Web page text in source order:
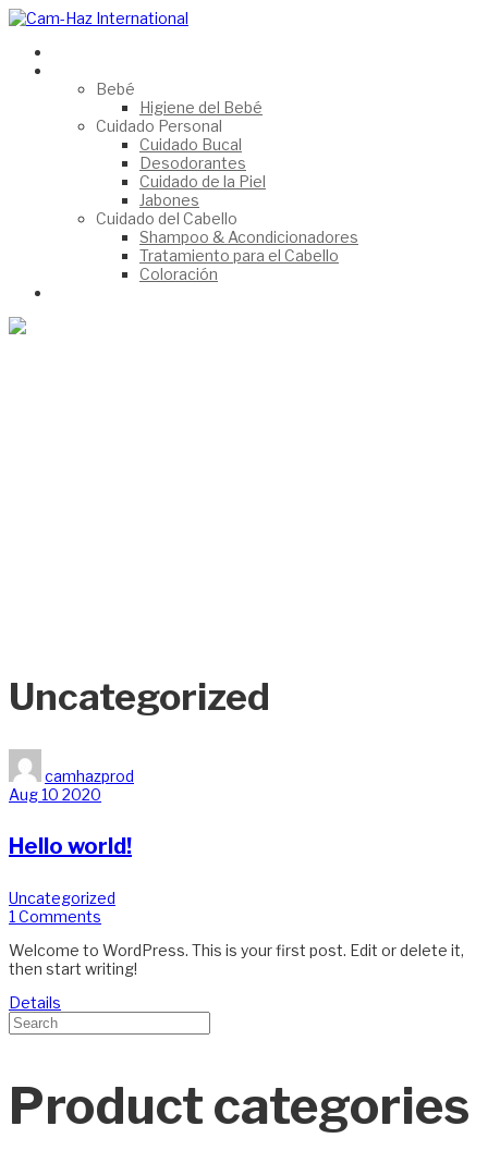
Bebé
Higiene del Bebé
Cuidado Personal
Cuidado Bucal
Desodorantes
Cuidado de la Piel
Jabones
Cuidado del Cabello
Shampoo & Acondicionadores
Tratamiento para el Cabello
Coloración
Uncategorized
camhazprod
Aug10 2020
Hello world!
Uncategorized
1 Comments
Welcome to WordPress. This is your first post. Edit or delete it,
then start writing!
Details
Product categories